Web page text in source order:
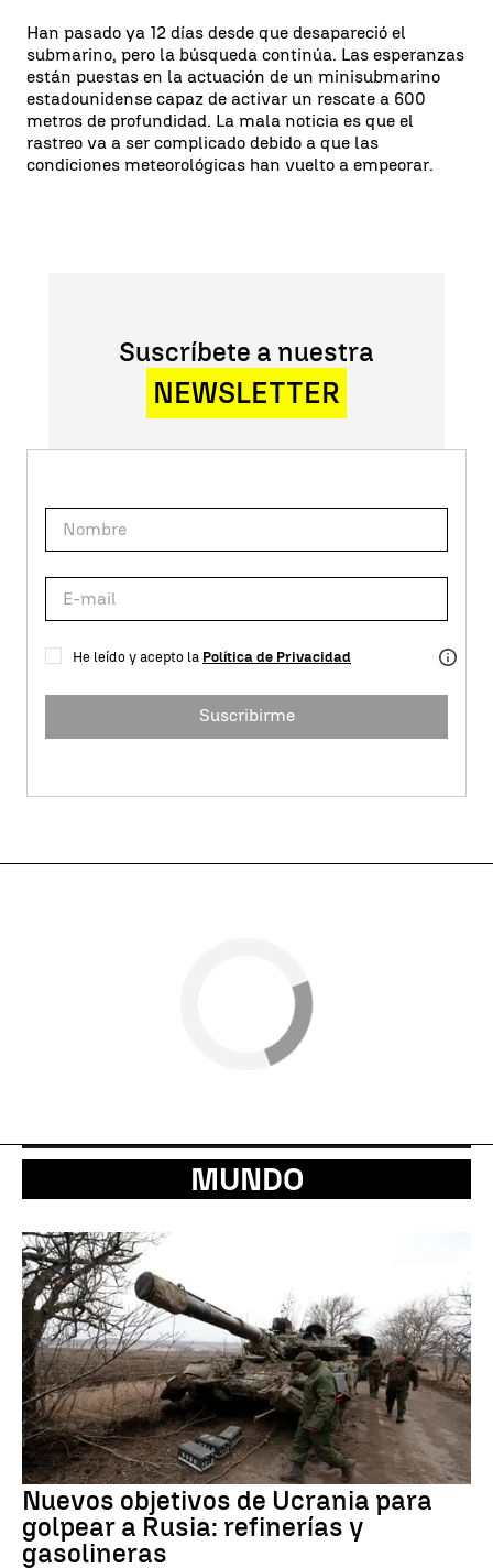
Han pasado ya 12 días desde que desapareció el
submarino, pero la búsqueda continúa. Las esperanzas
están puestas en la actuación de un minisubmarino
estadounidense capaz de activar un rescate a 600
metros de profundidad. La mala noticia es que el
rastreo va a ser complicado debido a que las
condiciones meteorológicas han vuelto a empeorar.
Suscríbete a nuestra
NEWSLETTER
He leído y acepto la Política de Privacidad
Suscribirme
MUNDO
Nuevos objetivos de Ucrania para
golpear a Rusia: refinerías y
gasolineras